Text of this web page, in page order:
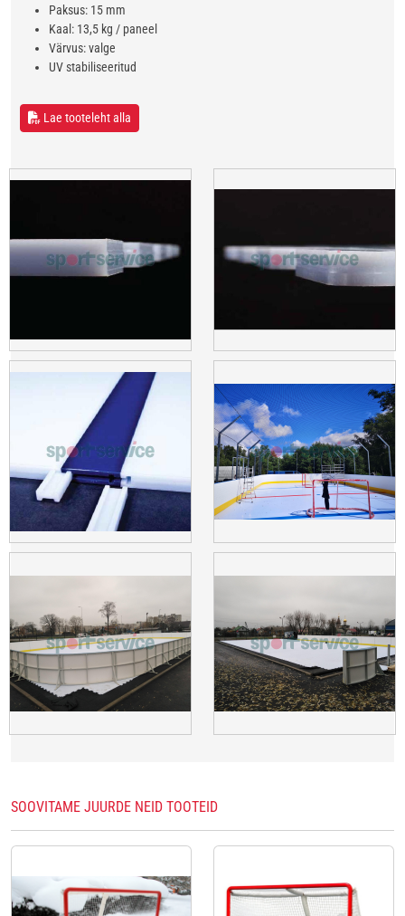
Paksus: 15 mm
Kaal: 13,5 kg / paneel
Värvus: valge
UV stabiliseeritud
Lae tooteleht alla
SOOVITAME JUURDE NEID TOOTEID